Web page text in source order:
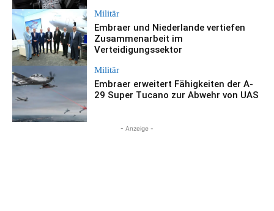
Militär
Embraer und Niederlande vertiefen
Zusammenarbeit im
Verteidigungssektor
Militär
Embraer erweitert Fähigkeiten der A-
29 Super Tucano zur Abwehr von UAS
- Anzeige -